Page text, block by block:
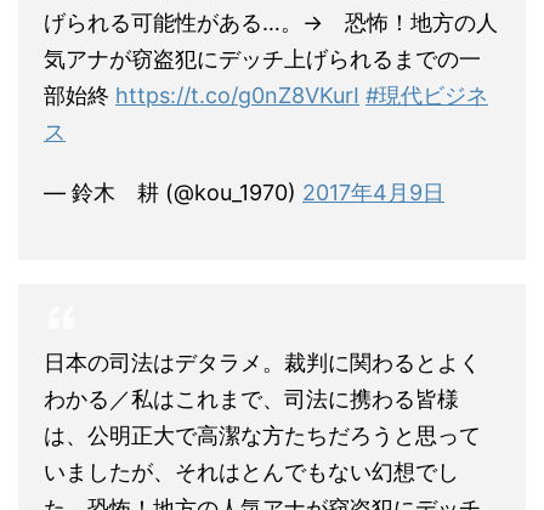
げられる可能性がある…。→ 恐怖！地方の人
気アナが窃盗犯にデッチ上げられるまでの一
部始終 https://t.co/g0nZ8VKurI #現代ビジネ
ス
— 鈴木 耕 (@kou_1970) 2017年4月9日
日本の司法はデタラメ。裁判に関わるとよく
わかる／私はこれまで、司法に携わる皆様
は、公明正大で高潔な方たちだろうと思って
いましたが、それはとんでもない幻想でし